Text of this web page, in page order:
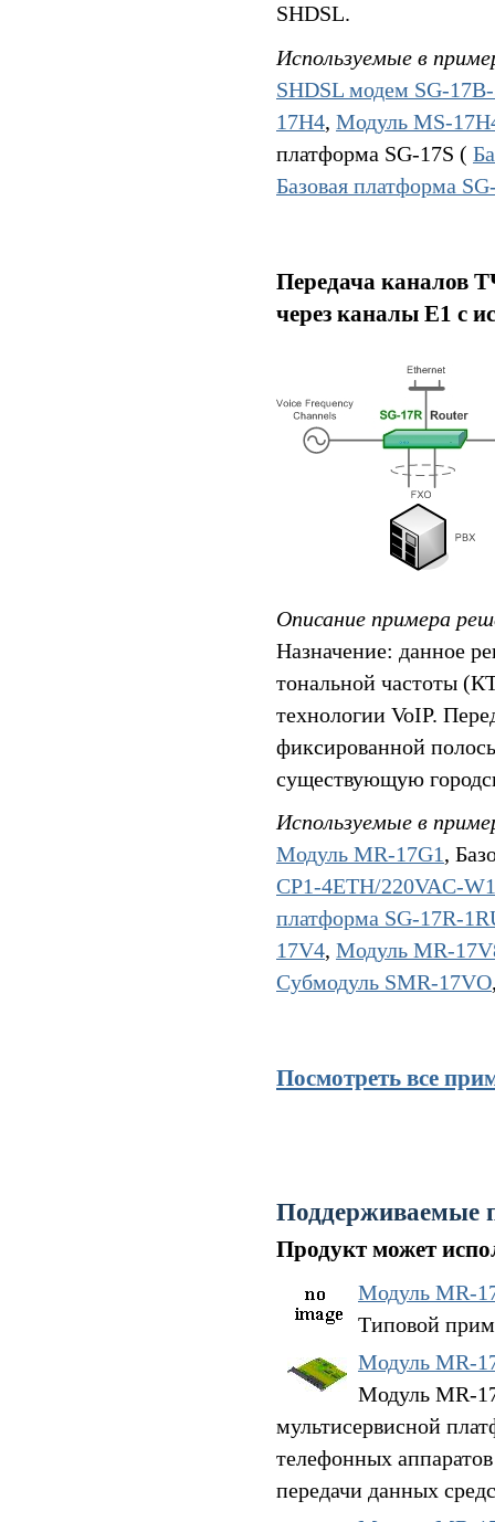
SHDSL.
Используемые в
SHDSL модем SG-
17H4, Модуль MS-
платформа SG-17S (
Базовая платформа
Передача каналов
через каналы E1 c
Описание примера
Назначение: данное
тональной частоты
технологии VoIP.
фиксированной
существующую
Используемые в
Модуль MR-17G1,
CP1-4ETH/220VAC-W1
платформа SG-17R-
17V4, Модуль MR-
Субмодуль SMR-17VO
Посмотреть все
Поддерживаемые
Продукт может
Модуль MR-
Типовой
Модуль MR-
Модуль MR-
мультисервисной
телефонных
передачи данных